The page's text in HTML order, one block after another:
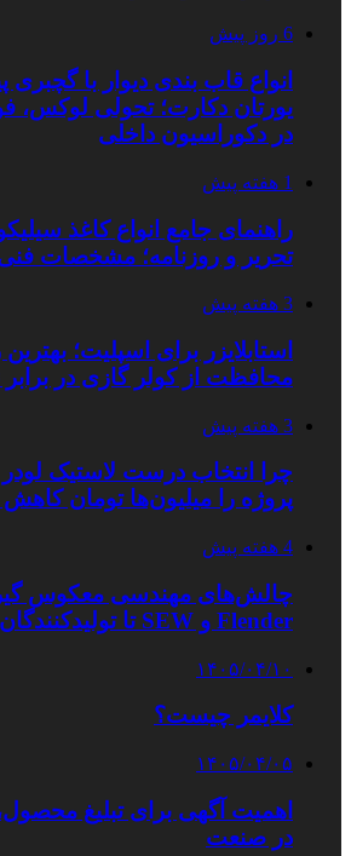
6 روز پیش
انواع قاب بندی دیوار با
یورتان دکارت؛ تحولی لوکس،
در دکوراسیون داخلی
1 هفته پیش
راهنمای جامع انواع کاغذ
تحریر و روزنامه؛ مشخصات
3 هفته پیش
استابلایزر برای اسپلیت؛
محافظت از کولر گازی در
3 هفته پیش
چرا انتخاب درست لاستیک لودر
پروژه را میلیون‌ها تومان
4 هفته پیش
چالش‌های مهندسی معکوس
Flender و SEW تا تولیدکنندگان تخصصی ایرانی
۱۴۰۵/۰۴/۱۰
کلایمر چیست؟
۱۴۰۵/۰۴/۰۵
اهمیت آگهی برای تبلیغ
در صنعت